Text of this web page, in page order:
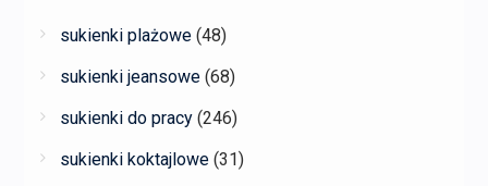
sukienki plażowe (48)
sukienki jeansowe (68)
sukienki do pracy (246)
sukienki koktajlowe (31)